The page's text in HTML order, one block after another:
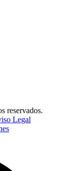
reservados.
Legal